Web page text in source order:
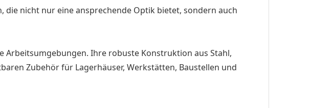
die nicht nur eine ansprechende Optik bietet, sondern auch
Arbeitsumgebungen. Ihre robuste Konstruktion aus Stahl,
Zubehör für Lagerhäuser, Werkstätten, Baustellen und